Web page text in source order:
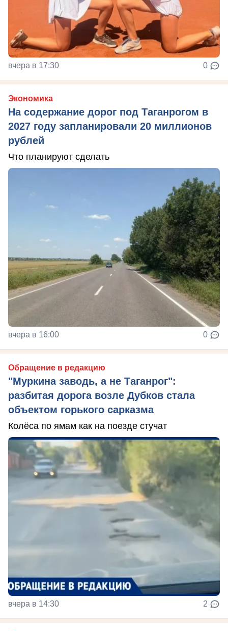
вчера в 17:30 0
Экономика
На содержание дорог под Таганрогом в
2027 году запланировали 20 миллионов
рублей
Что планируют сделать
вчера в 16:00 0
Обращение в редакцию
"Муркина заводь, а не Таганрог":
разбитая дорога возле Дубков стала
объектом горького сарказма
Колёса по ямам как на поезде стучат
вчера в 14:30 2